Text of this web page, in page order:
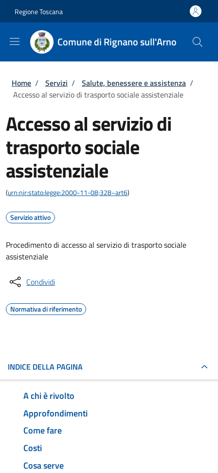
Regione Toscana
Comune di Rignano sull'Arno
Briciole di pane
Home / Servizi / Salute, benessere e assistenza /
Accesso al servizio di trasporto sociale assistenziale
Accesso al servizio di
trasporto sociale
assistenziale
(urn:nir:stato:legge:2000-11-08;328~art6)
Servizio attivo
Procedimento di accesso al servizio di trasporto sociale
assistenziale
Condividi
Normativa di riferimento
INDICE DELLA PAGINA
A chi è rivolto
Approfondimenti
Come fare
Costi
Cosa serve